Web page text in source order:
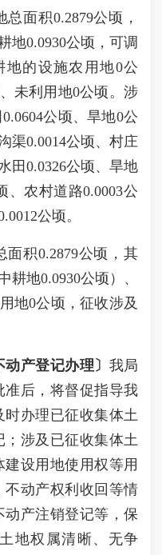
面积0.2879公顷，
地0.0930公顷，可调
地的设施农用地0公
未利用地0公顷。涉
公顷、旱地0公
渠0.0014公顷、村庄
田0.0326公顷、旱地
、农村道路0.0003公
公顷。
积0.2879公顷，其
耕地0.0930公顷）、
地0公顷，征收涉及
产登记办理〕 我局
后，将督促指导我
办理已征收集体土
涉及已征收集体土
设用地使用权等用
动产权利收回等情
产注销登记等，保
地权属清晰、无争